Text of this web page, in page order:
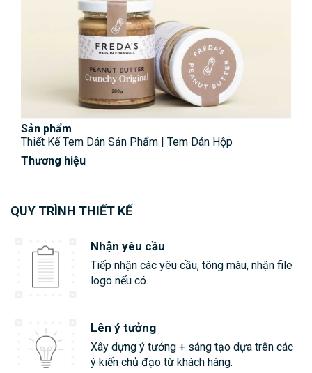
Sản phẩm
Thiết Kế Tem Dán Sản Phẩm | Tem Dán Hộp
Thương hiệu
QUY TRÌNH THIẾT KẾ
Nhận yêu cầu
Tiếp nhận các yêu cầu, tông màu, nhận file
logo nếu có.
Lên ý tưởng
Xây dựng ý tưởng + sáng tạo dựa trên các
ý kiến chủ đạo từ khách hàng.